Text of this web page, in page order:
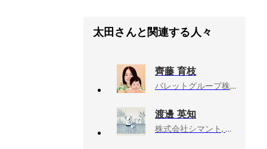
太田さんと関連する人々
齊藤 育枝
バレットグループ株式会社, コーポレイトIT室/室長
渡邊 英知
株式会社シマント, COO